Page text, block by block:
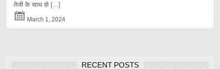
तेजी के साथ हो [...]
March 1, 2024
RECENT POSTS